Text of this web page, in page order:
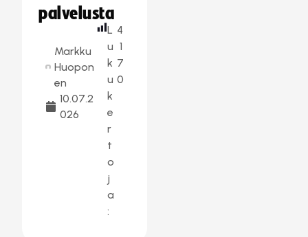
palvelusta
Markku
Huopon
en
10.07.2
026
L
u
k
u
k
e
r
t
o
j
a
:
4
1
7
0